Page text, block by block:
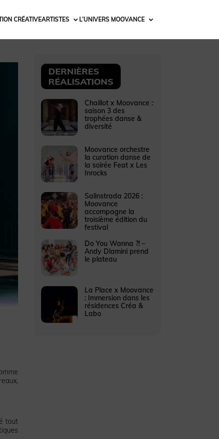
CRÉATIVEARTISTES L’UNIVERS MOOVANCE
tout
DERNIÈRES
RÉALISATIONS
Chaillot x Moovance :
saison 3 des
trophées danse &
diversité
Moovance orchestre
la curation danse de
la soirée Feat x Les
Inrocks
Salinstrada 2026 :
Moovance
accompagne la
troisième édition du
festival
Do You Wanna ?! –
Andy Dlamini prend
le plateau
La Place x Moovance
: Immersion dans les
résidences Créa &
Labo